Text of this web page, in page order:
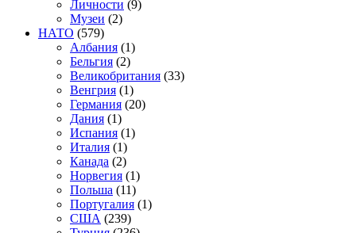
Личности (9)
Музеи (2)
НАТО (579)
Албания (1)
Бельгия (2)
Великобритания (33)
Венгрия (1)
Германия (20)
Дания (1)
Испания (1)
Италия (1)
Канада (2)
Норвегия (1)
Польша (11)
Португалия (1)
США (239)